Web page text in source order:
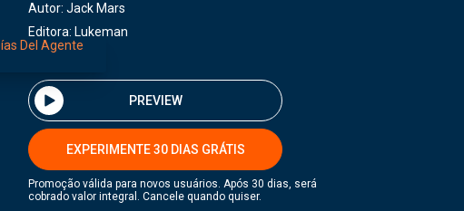
Autor: Jack Mars
Editora: Lukeman
PREVIEW
EXPERIMENTE 30 DIAS GRÁTIS
Promoção válida para novos usuários. Após 30 dias, será
cobrado valor integral. Cancele quando quiser.